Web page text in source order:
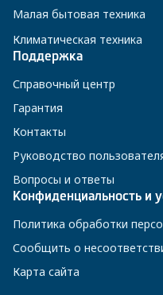
Малая бытовая техника
Климатическая техника
Поддержка
Справочный центр
Гарантия
Контакты
Руководство
Вопросы и ответы
Конфиденциальность и
Политика обработки
Сообщить о
Карта сайта